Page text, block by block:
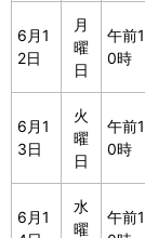
6月1
2日
月
曜
日
午前1
0時
6月1
3日
火
曜
日
午前1
0時
6月1
水
曜
午前1